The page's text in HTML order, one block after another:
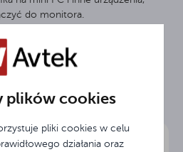
plików cookies
pliki cookies w celu
działania oraz
do monitora.
200x200 - 800x600 mm
≥ 50 "